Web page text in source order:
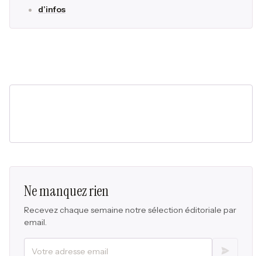
d’infos
Ne manquez rien
Recevez chaque semaine notre sélection éditoriale par
email.